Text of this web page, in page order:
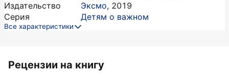
Издательство
Эксмо, 2019
Серия
Детям о важном
Все характеристики
Рецензии на книгу